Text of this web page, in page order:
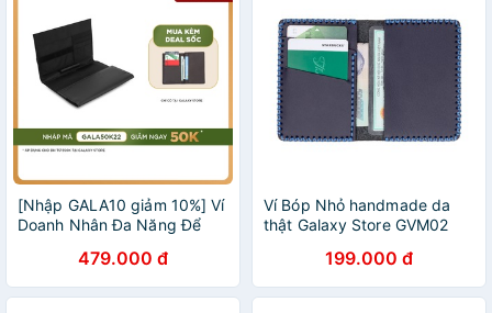
[Nhập GALA10 giảm 10%] Ví
Doanh Nhân Đa Năng Để
iPhone Máy Tính Bảng Hộ
Chiếu GVDN03 (Đen)
479.000 đ
Ví Bóp Nhỏ handmade da
thật Galaxy Store GVM02
199.000 đ